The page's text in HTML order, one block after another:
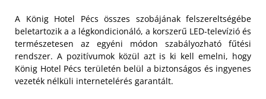
A König Hotel Pécs összes szobájának felszereltségébe
beletartozik a a légkondicionáló, a korszerű LED-televízió és
természetesen az egyéni módon szabályozható fűtési
rendszer. A pozitívumok közül azt is ki kell emelni, hogy
König Hotel Pécs területén belül a biztonságos és ingyenes
vezeték nélküli internetelérés garantált.